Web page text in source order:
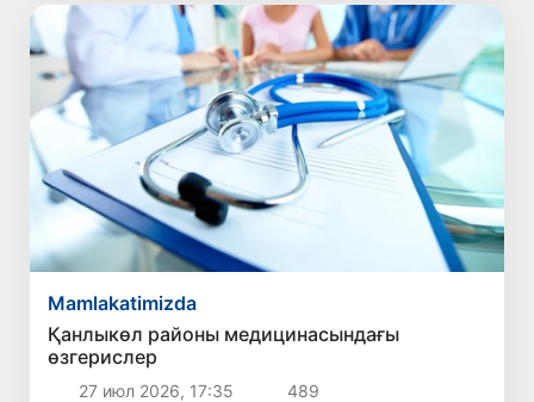
Mamlakatimizda
Қанлыкөл районы медицинасындағы
өзгерислер
27 июл 2026, 17:35 489